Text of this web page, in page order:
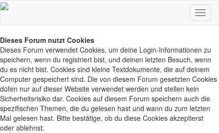
Dieses Forum nutzt Cookies
Dieses Forum verwendet Cookies, um deine Login-Informationen zu
speichern, wenn du registriert bist, und deinen letzten Besuch, wenn
du es nicht bist. Cookies sind kleine Textdokumente, die auf deinem
Computer gespeichert sind. Die von diesem Forum gesetzten Cookies
düfen nur auf dieser Website verwendet werden und stellen kein
Sicherheitsrisiko dar. Cookies auf diesem Forum speichern auch die
spezifischen Themen, die du gelesen hast und wann du zum letzten
Mal gelesen hast. Bitte bestätige, ob du diese Cookies akzeptierst
oder ablehnst.